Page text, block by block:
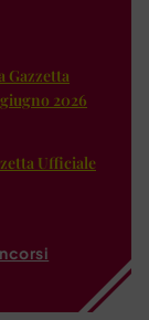
Gazzetta
2026
Ufficiale